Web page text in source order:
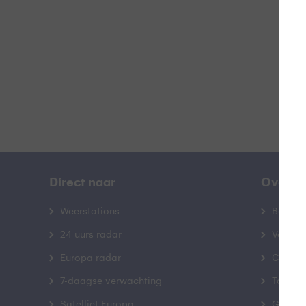
Direct naar
Weerstations
24 uurs radar
Europa radar
7-daagse verwachting
Over
Contact